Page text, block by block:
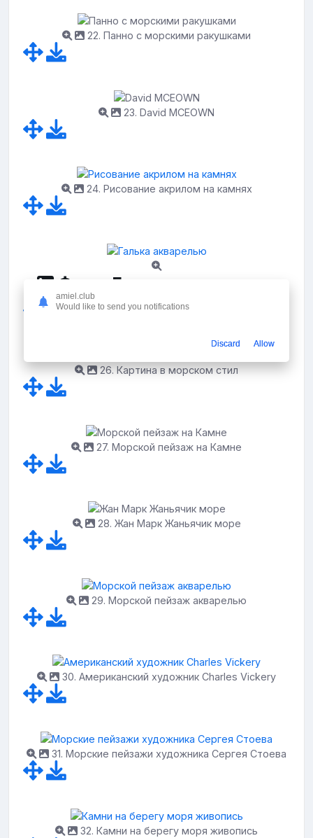
22. Панно с морскими ракушками
23. David MCEOWN
24. Рисование акрилом на камнях
Фото: Галька акварелью
26. Картина в морском стил
27. Морской пейзаж на Камне
28. Жан Марк Жаньячик море
29. Морской пейзаж акварелью
30. Американский художник Charles Vickery
31. Морские пейзажи художника Сергея Стоева
32. Камни на берегу моря живопись
amiel.club
Would like to send you notifications
Discard Allow